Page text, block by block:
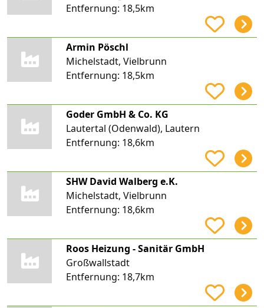
Entfernung: 18,5km
Armin Pöschl
Michelstadt, Vielbrunn
Entfernung: 18,5km
Goder GmbH & Co. KG
Lautertal (Odenwald), Lautern
Entfernung: 18,6km
SHW David Walberg e.K.
Michelstadt, Vielbrunn
Entfernung: 18,6km
Roos Heizung - Sanitär GmbH
Großwallstadt
Entfernung: 18,7km